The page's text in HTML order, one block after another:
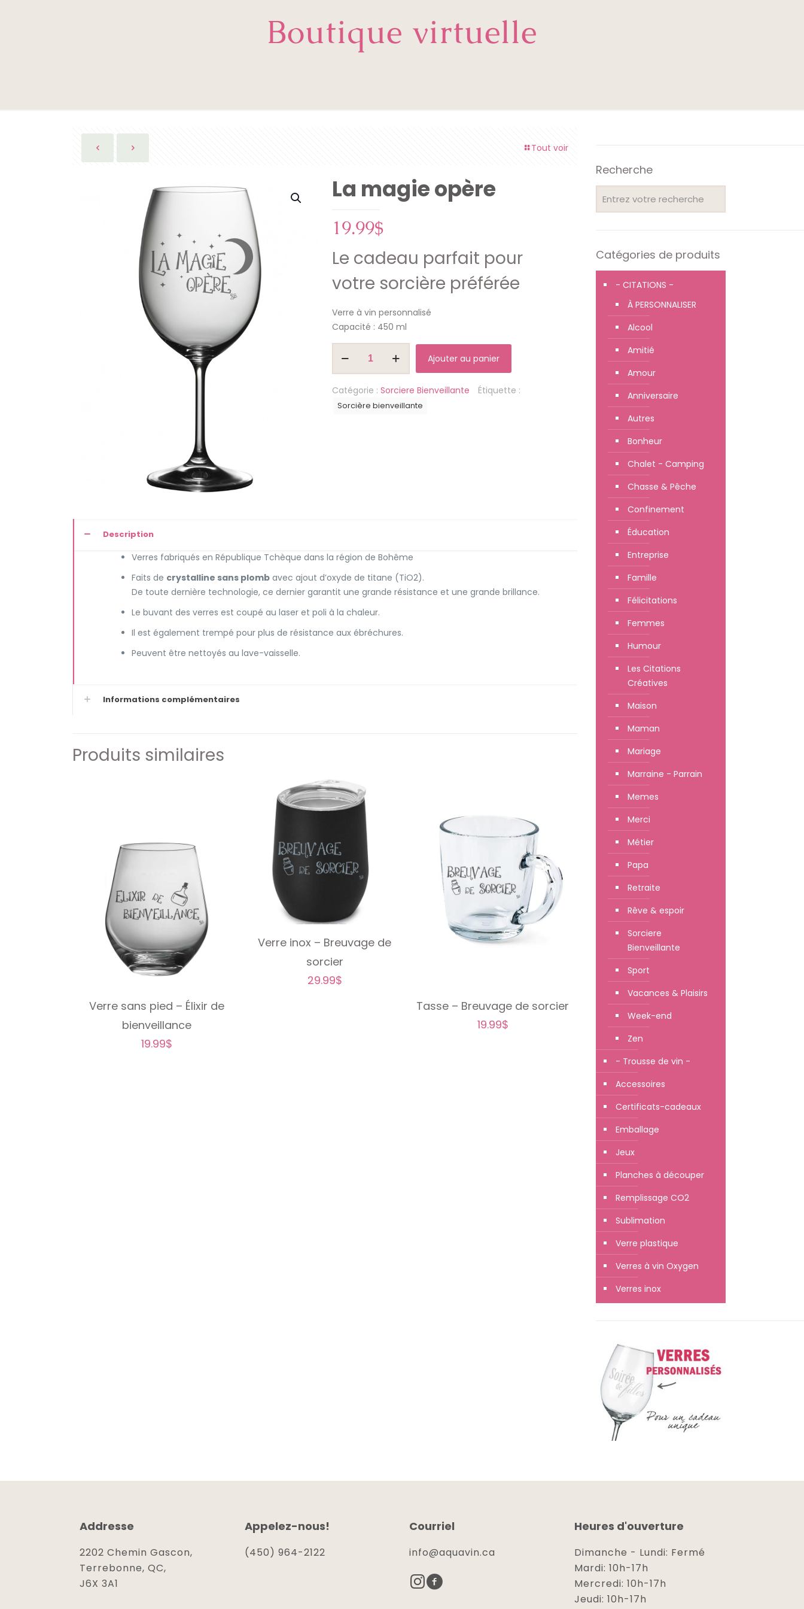
Boutique virtuelle
Tout voir
La magie opère
19.99$
Le cadeau parfait pour
votre sorcière préférée
Verre à vin personnalisé
Capacité : 450 ml
magie
opère
Ajouter au panier
Catégorie : Sorciere Bienveillante Étiquette :
Sorcière bienveillante
Description
Verres fabriqués en République Tchèque dans la région de Bohême
Faits de crystalline sans plombavec ajout d’oxyde de titane (TiO2).
De toute dernière technologie, ce dernier garantit une grande résistance et une grande brillance.
Le buvant des verres est coupé au laser et poli à la chaleur.
Il est également trempé pour plus de résistance aux ébréchures.
Peuvent être nettoyés au lave-vaisselle.
Informations complémentaires
Produits similaires
Verre sans pied – Élixir de
bienveillance
19.99$
Verre inox – Breuvage de
sorcier
29.99$
Tasse – Breuvage de sorcier
19.99$
Recherche
Catégories de produits
- CITATIONS -
À PERSONNALISER
Alcool
Amitié
Amour
Anniversaire
Autres
Bonheur
Chalet - Camping
Chasse & Pêche
Confinement
Éducation
Entreprise
Famille
Félicitations
Femmes
Humour
Les Citations
Créatives
Maison
Maman
Mariage
Marraine - Parrain
Memes
Merci
Métier
Papa
Retraite
Rêve & espoir
Sorciere
Bienveillante
Sport
Vacances & Plaisirs
Week-end
Zen
- Trousse de vin -
Accessoires
Certificats-cadeaux
Emballage
Jeux
Planches à découper
Remplissage CO2
Sublimation
Verre plastique
Verres à vin Oxygen
Verres inox
Addresse
2202 Chemin Gascon,
Terrebonne, QC,
J6X 3A1
Appelez-nous!
(450) 964-2122
Courriel
info@aquavin.ca
Heures d'ouverture
Dimanche - Lundi: Fermé
Mardi: 10h-17h
Mercredi: 10h-17h
Jeudi: 10h-17h